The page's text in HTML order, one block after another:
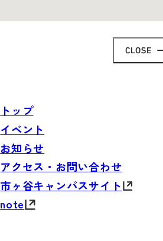
トップ
イベント
お知らせ
アクセス・お問い合わせ
市ヶ谷キャンパスサイト
note